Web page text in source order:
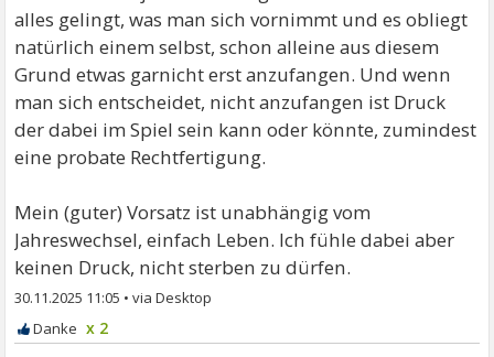
alles gelingt, was man sich vornimmt und es obliegt
natürlich einem selbst, schon alleine aus diesem
Grund etwas garnicht erst anzufangen. Und wenn
man sich entscheidet, nicht anzufangen ist Druck
der dabei im Spiel sein kann oder könnte, zumindest
eine probate Rechtfertigung.
Mein (guter) Vorsatz ist unabhängig vom
Jahreswechsel, einfach Leben. Ich fühle dabei aber
keinen Druck, nicht sterben zu dürfen.
30.11.2025 11:05 •
x 2